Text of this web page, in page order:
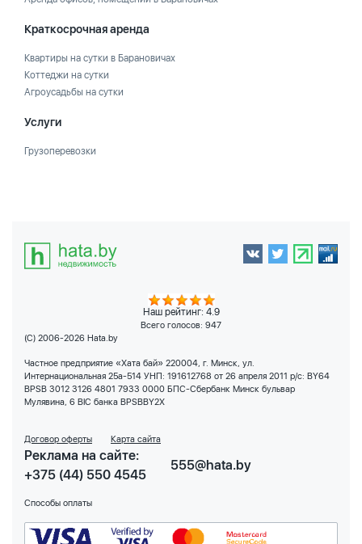
Краткосрочная аренда
Квартиры на сутки в Барановичах
Коттеджи на сутки
Агроусадьбы на сутки
Услуги
Грузоперевозки
Наш рейтинг: 4.9
Всего голосов: 947
(C) 2006-2026 Hata.by
Частное предприятие «Хата бай» 220004, г. Минск, ул.
Интернациональная 25а-514 УНП: 191612768 от 26 апреля 2011 р/с: BY64
BPSB 3012 3126 4801 7933 0000 БПС-Сбербанк Минск бульвар
Мулявина, 6 BIC банка BPSBBY2X
Договор оферты Карта сайта
Реклама на сайте:
+375 (44) 550 4545
555@hata.by
Способы оплаты